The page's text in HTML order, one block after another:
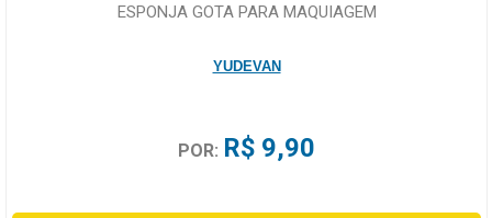
ESPONJA GOTA PARA MAQUIAGEM
YUDEVAN
POR: R$ 9,90